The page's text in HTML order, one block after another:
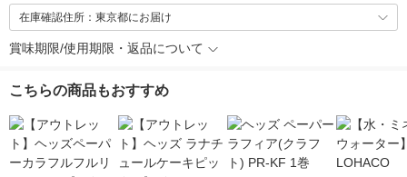
在庫確認住所：東京都にお届け
賞味期限/使用期限・返品について
こちらの商品もおすすめ